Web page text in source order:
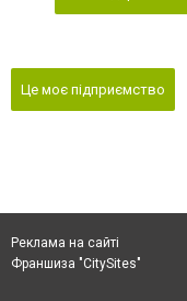
Це моє підприємство
Реклама на сайті
Франшиза "CitySites"